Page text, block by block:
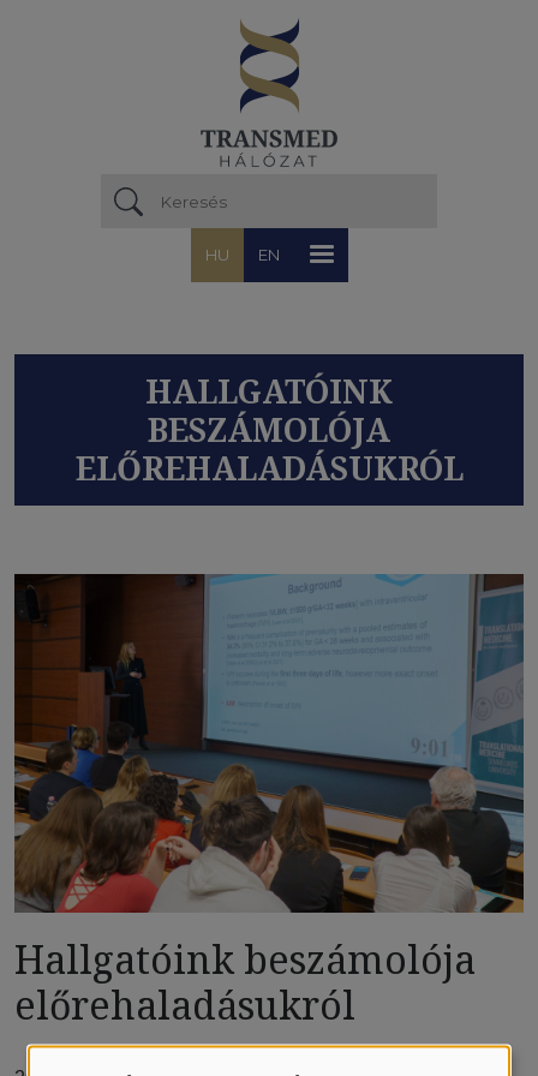
HU EN
HALLGATÓINK
BESZÁMOLÓJA
ELŐREHALADÁSUKRÓL
Hallgatóink beszámolója
előrehaladásukról